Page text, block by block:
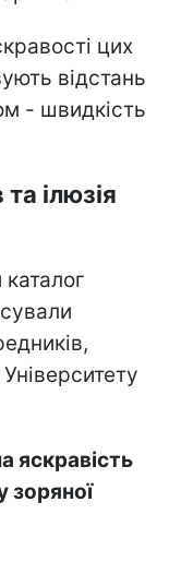
цих
відстань
- швидкість
ілюзія
яскравість
зоряної